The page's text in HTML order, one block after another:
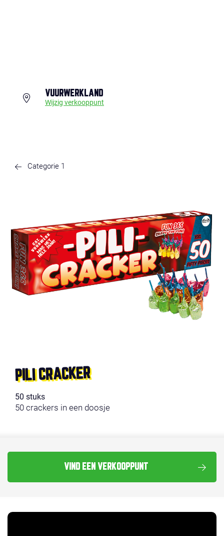
VUURWERKLAND
Wijzig verkooppunt
Categorie 1
PILI CRACKER
50 stuks
50 crackers in een doosje
VIND EEN VERKOOPPUNT